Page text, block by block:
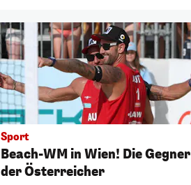
Sport
Beach-WM in Wien! Die Gegner
der Österreicher